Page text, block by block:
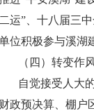
二运”、十八届三
位积极参与溪湖
（四）转变作
自觉接受人大
财政预决算、棚户